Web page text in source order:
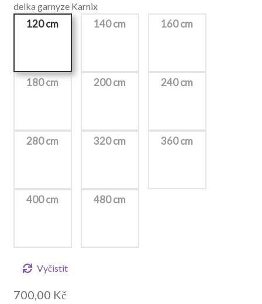
delka garnyze Karnix
120 cm 140 cm 160 cm
180 cm 200 cm 240 cm
280 cm 320 cm 360 cm
400 cm 480 cm
Vyčistit
700,00 Kč